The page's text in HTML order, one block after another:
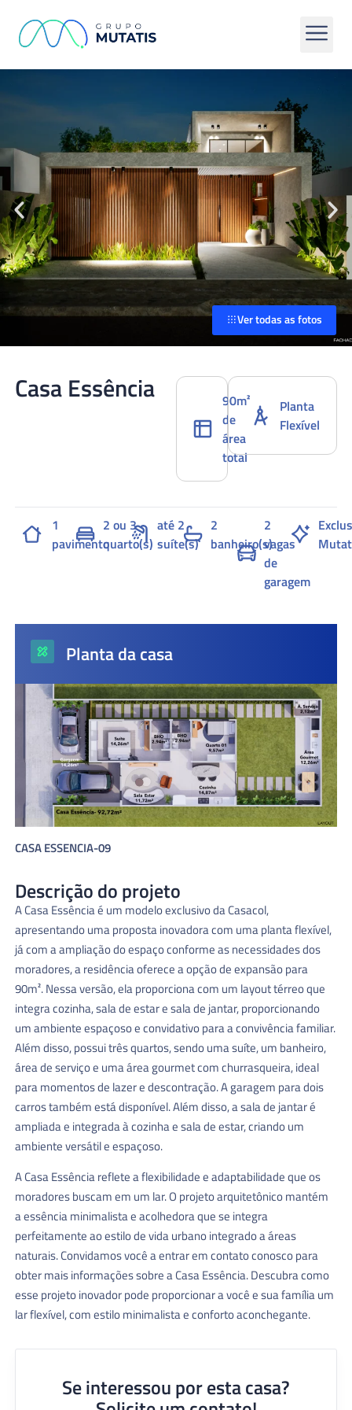
Ver todas as fotos
Casa Essência
90m²
de
área
total
Planta
Flexível
1
pavimento
2 ou 3
quarto(s)
até 2
suíte(s)
2
banheiro(s)
2
vagas
de
garagem
Planta da casa
CASA ESSENCIA-09
Descrição do projeto
A Casa Essência é um modelo exclusivo da Casacol,
apresentando uma proposta inovadora com uma planta flexível,
já com a ampliação do espaço conforme as necessidades dos
moradores, a residência oferece a opção de expansão para
90m². Nessa versão, ela proporciona com um layout térreo que
integra cozinha, sala de estar e sala de jantar, proporcionando
um ambiente espaçoso e convidativo para a convivência familiar.
Além disso, possui três quartos, sendo uma suíte, um banheiro,
área de serviço e uma área gourmet com churrasqueira, ideal
para momentos de lazer e descontração. A garagem para dois
carros também está disponível. Além disso, a sala de jantar é
ampliada e integrada à cozinha e sala de estar, criando um
ambiente versátil e espaçoso.
A Casa Essência reflete a flexibilidade e adaptabilidade que os
moradores buscam em um lar. O projeto arquitetônico mantém
a essência minimalista e acolhedora que se integra
perfeitamente ao estilo de vida urbano integrado a áreas
naturais. Convidamos você a entrar em contato conosco para
obter mais informações sobre a Casa Essência. Descubra como
esse projeto inovador pode proporcionar a você e sua família um
lar flexível, com estilo minimalista e conforto aconchegante.
Se interessou por esta casa?